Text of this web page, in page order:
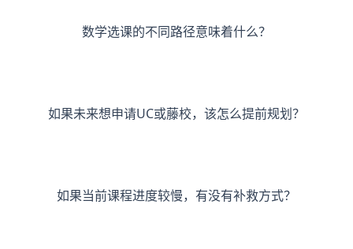
数学选课的不同路径意味着什么？
如果未来想申请UC或藤校，该怎么提前规划？
如果当前课程进度较慢，有没有补救方式？